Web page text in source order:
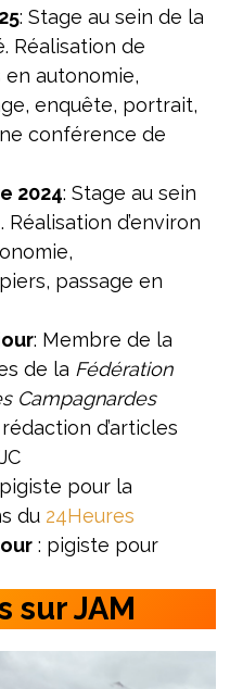
: Stage au sein de la
Réalisation de
autonomie,
enquête, portrait,
conférence de
2024: Stage au sein
d’environ
passage en
: Membre de la
de la Fédération
Campagnardes
d’articles
pour la
du 24Heures
: pigiste pour
sur JAM